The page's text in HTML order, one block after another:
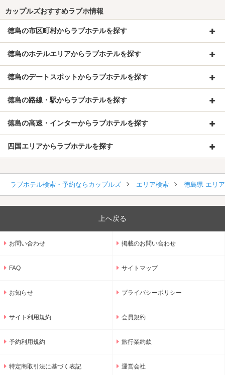
カップルズおすすめラブホ情報
徳島の市区町村からラブホテルを探す
徳島のホテルエリアからラブホテルを探す
徳島のデートスポットからラブホテルを探す
徳島の路線・駅からラブホテルを探す
徳島の高速・インターからラブホテルを探す
四国エリアからラブホテルを探す
ラブホテル検索・予約ならカップルズ エリア検索 徳島県 エリ
上へ戻る
お問い合わせ 掲載のお問い合わせ
FAQ サイトマップ
お知らせ プライバシーポリシー
サイト利用規約 会員規約
予約利用規約 旅行業約款
特定商取引法に基づく表記 運営会社